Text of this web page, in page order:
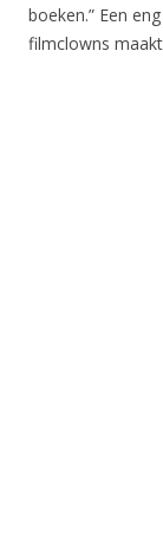
boeken.” Een
filmclowns